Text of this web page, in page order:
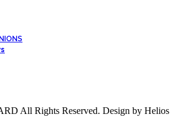
All Rights Reserved. Design by Helios